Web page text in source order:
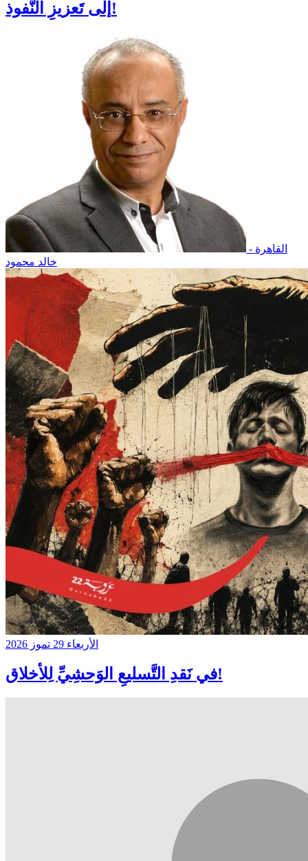
إلى تَعزيزِ النُّفوذ!
القاهرة -
خالد محمود
الأربعاء 29 تموز 2026
في نَقدِ التَّسليعِ الوَحشِيِّ لِلأخلاق!